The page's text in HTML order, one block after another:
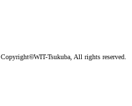
Copyright©WIT-Tsukuba, All rights reserved.